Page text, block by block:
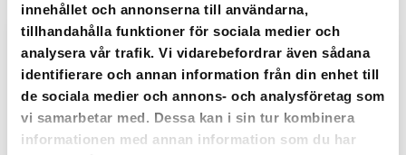
innehållet och annonserna till användarna,
tillhandahålla funktioner för sociala medier och
analysera vår trafik. Vi vidarebefordrar även sådana
identifierare och annan information från din enhet till
de sociala medier och annons- och analysföretag som
vi samarbetar med. Dessa kan i sin tur kombinera
informationen med annan information som du har
Anmäl dig till vår sms-tjänst.
Vår sms-tjänst använder vi enbart för att kunna informera dig
om driftstörningar och andra händelser som kan påverka dig
som fastighetsägare.